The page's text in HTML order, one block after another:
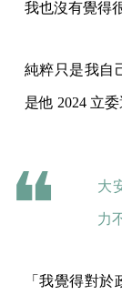
我也沒有覺得
純粹只是我自
是他 2024 立
大
力
「我覺得對